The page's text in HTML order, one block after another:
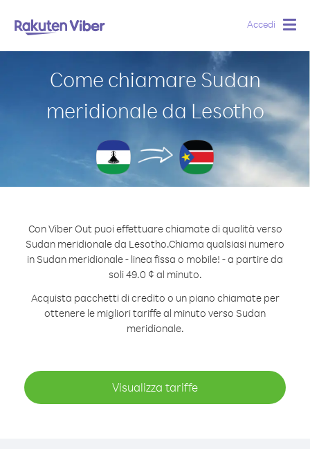
Accedi
Come chiamare Sudan
meridionale da Lesotho
Con Viber Out puoi effettuare chiamate di qualità verso
Sudan meridionale da Lesotho.Chiama qualsiasi numero
in Sudan meridionale - linea fissa o mobile! - a partire da
soli 49.0 ¢ al minuto.
Acquista pacchetti di credito o un piano chiamate per
ottenere le migliori tariffe al minuto verso Sudan
meridionale.
Visualizza tariffe